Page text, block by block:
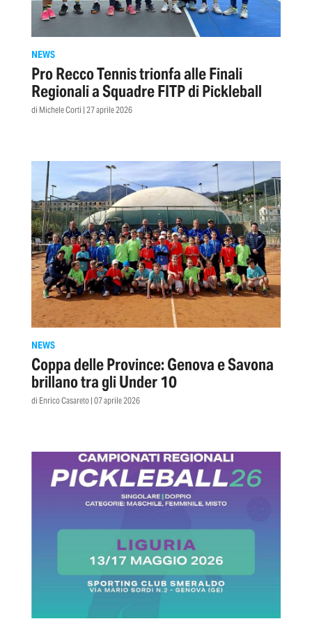
NEWS
Pro Recco Tennis trionfa alle Finali
Regionali a Squadre FITP di Pickleball
di Michele Corti | 27 aprile 2026
NEWS
Coppa delle Province: Genova e Savona
brillano tra gli Under 10
di Enrico Casareto | 07 aprile 2026